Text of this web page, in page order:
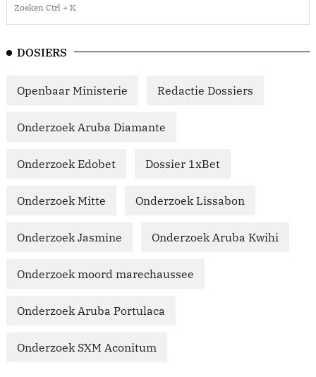
DOSIERS
Openbaar Ministerie Redactie Dossiers
Onderzoek Aruba Diamante
Onderzoek Edobet Dossier 1xBet
Onderzoek Mitte Onderzoek Lissabon
Onderzoek Jasmine Onderzoek Aruba Kwihi
Onderzoek moord marechaussee
Onderzoek Aruba Portulaca
Onderzoek SXM Aconitum